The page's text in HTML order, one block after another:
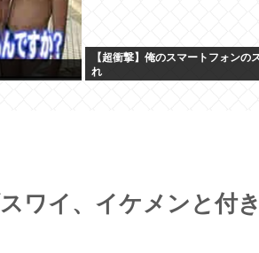
【超衝撃】俺のスマートフォンの
れ
ワイ、イケメンと付